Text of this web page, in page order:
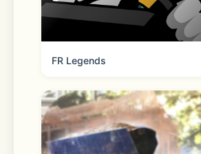
photos, videos, and files
wireless audio devices
- Microphone: For Voice Talk, Face
FR Legends